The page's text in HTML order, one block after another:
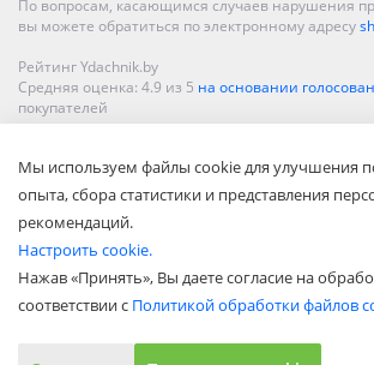
По вопросам, касающимся случаев нарушения
вы можете обратиться по электронному адресу
Рейтинг Ydachnik.by
Средняя оценка: 4.9 из 5 на основании
покупателей
Гродно, Могилеве, Бобруйске, Барановичах,
Новополоцке, Пинске, Солигорске. При заказе в
доставка осуществляется по всей Беларуси.
Мы используем файлы cookie для улучшения
опыта, сбора статистики и представления
рекомендаций.
Настроить cookie.
Нажав «Принять», Вы даете согласие на
соответствии с Политикой обработки файлов